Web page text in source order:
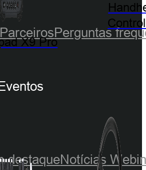
X9 Pro
Perguntas
destaqueNotícias